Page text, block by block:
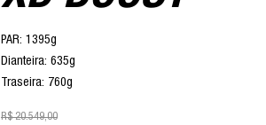
PAR: 1395g
Dianteira: 635g
Traseira: 760g
R$ 20.549,00